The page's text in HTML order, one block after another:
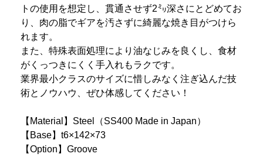
トの使用を想定し、貫通させず2㍉深さにとどめてお
り、肉の脂でギアを汚さずに綺麗な焼き目がつけら
れます。
また、特殊表面処理により油なじみを良くし、食材
がくっつきにくく手入れもラクです。
業界最小クラスのサイズに惜しみなく注ぎ込んだ技
術とノウハウ、ぜひ体感してください！
【Material】Steel（SS400 Made in Japan）
【Base】t6×142×73
【Option】Groove